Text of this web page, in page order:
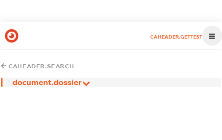
CAHEADER.GETTEST
CAHEADER.SEARCH
document.dossier